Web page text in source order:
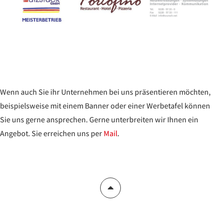
Wenn auch Sie ihr Unternehmen bei uns präsentieren möchten,
beispielsweise mit einem Banner oder einer Werbetafel können
Sie uns gerne ansprechen. Gerne unterbreiten wir Ihnen ein
Angebot. Sie erreichen uns perMail.